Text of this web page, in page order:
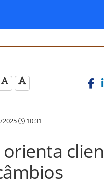
2025 10:31